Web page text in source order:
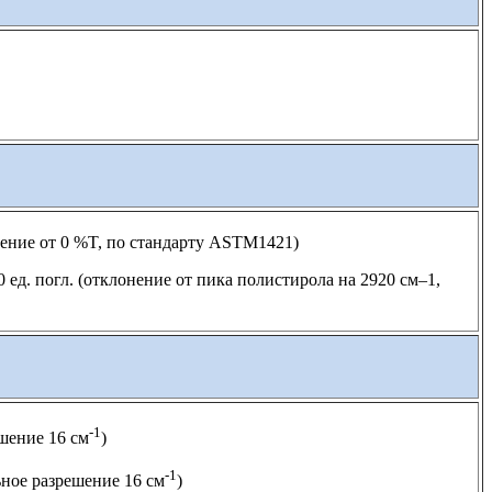
от 0 %T, по стандарту ASTM1421)
погл. (отклонение от пика полистирола на 2920 см–1,
16 см-1)
разрешение 16 см-1 )